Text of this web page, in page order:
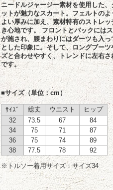
ニードルジャージー素材を使用した
ットが魅力なスカート。フェルトの
よい厚みに加え、素材特有のストレ
き心地です。 フロントとバックには
が施され、腰まわりにはダーツも入
とした印象に。そして、ロングブー
ズと合わせやすく、トレンドに左右
です。
■サイズ（単位：cm）
ｻｲｽﾞ 総丈 ウエスト
ヒップ
32
73.5 67
84
34
75 71
87
36
75 74
89
38
77.5 78 92
※トルソー着用サイズ：サイズ34